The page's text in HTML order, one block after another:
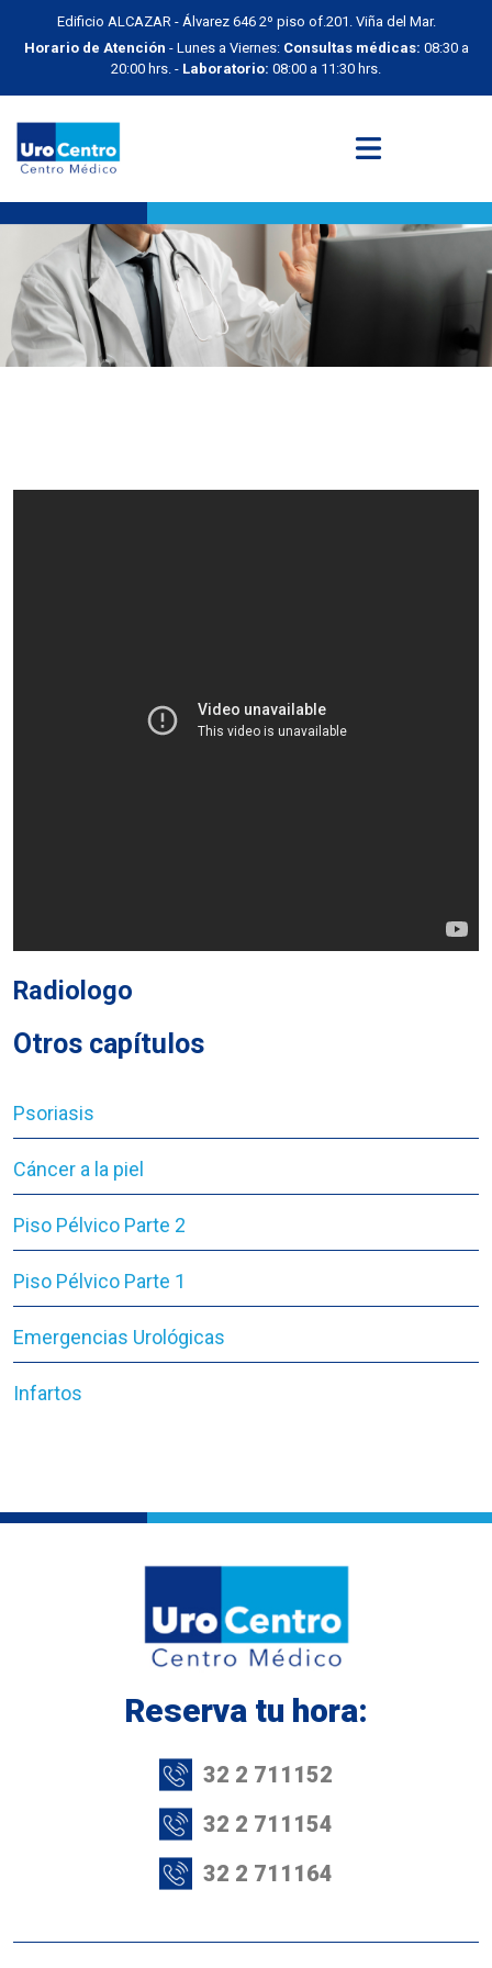
Edificio ALCAZAR - Álvarez 646 2º piso of.201. Viña del Mar.
Horario de Atención - Lunes a Viernes: Consultas médicas: 08:30 a
20:00 hrs. - Laboratorio: 08:00 a 11:30 hrs.
Radiologo
Otros capítulos
Psoriasis
Cáncer a la piel
Piso Pélvico Parte 2
Piso Pélvico Parte 1
Emergencias Urológicas
Infartos
Disfuciones Sexuales
Cálculos Renales
Cáncer de Próstata
Enfermedades de Transmisión Sexual
Reserva tu hora:
32 2 711152
32 2 711154
32 2 711164